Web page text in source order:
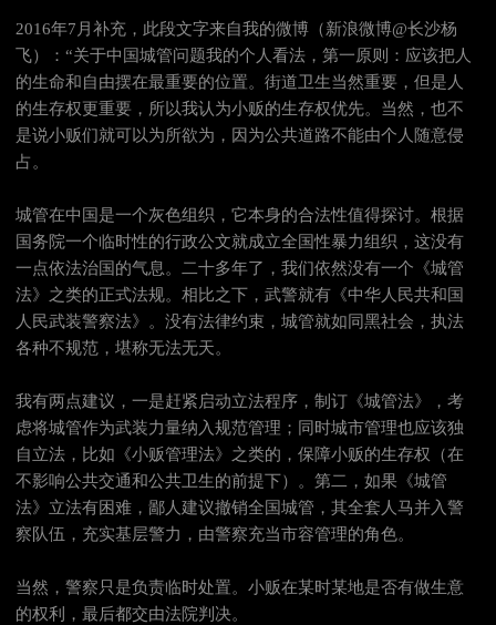
2016年7月补充，此段文字来自我的微博（新浪微博@长沙杨
飞）：“关于中国城管问题我的个人看法，第一原则：应该把人
的生命和自由摆在最重要的位置。街道卫生当然重要，但是人
的生存权更重要，所以我认为小贩的生存权优先。当然，也不
是说小贩们就可以为所欲为，因为公共道路不能由个人随意侵
占。
城管在中国是一个灰色组织，它本身的合法性值得探讨。根据
国务院一个临时性的行政公文就成立全国性暴力组织，这没有
一点依法治国的气息。二十多年了，我们依然没有一个《城管
法》之类的正式法规。相比之下，武警就有《中华人民共和国
人民武装警察法》。没有法律约束，城管就如同黑社会，执法
各种不规范，堪称无法无天。
我有两点建议，一是赶紧启动立法程序，制订《城管法》，考
虑将城管作为武装力量纳入规范管理；同时城市管理也应该独
自立法，比如《小贩管理法》之类的，保障小贩的生存权（在
不影响公共交通和公共卫生的前提下）。第二，如果《城管
法》立法有困难，鄙人建议撤销全国城管，其全套人马并入警
察队伍，充实基层警力，由警察充当市容管理的角色。
当然，警察只是负责临时处置。小贩在某时某地是否有做生意
的权利，最后都交由法院判决。